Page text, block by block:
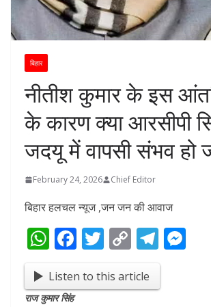
बिहार
नीतीश कुमार के इस
के कारण क्या आरसीपी
जदयू में वापसी संभव हो
February 24, 2026 Chief Editor
बिहार हलचल न्यूज ,जन जन की आवाज
W
at
F
e
T
itt
C
p
T
el
e
Listen to this article
राज कुमार सिंह